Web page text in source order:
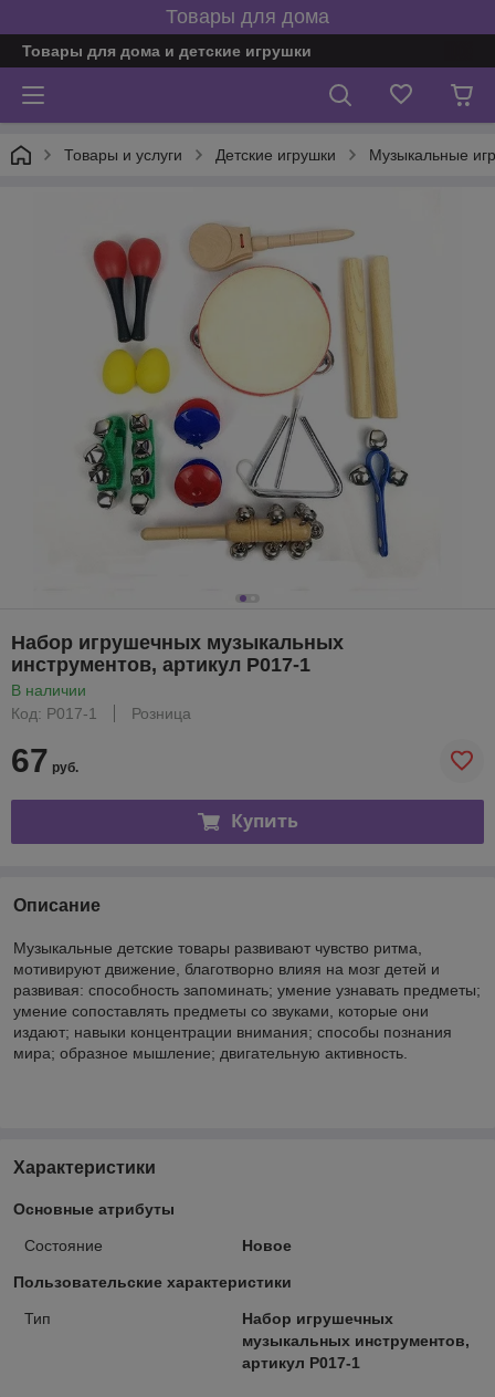
Товары для дома
Товары для дома и детские игрушки
Товары и услуги Детские игрушки Музыкальные
Набор игрушечных музыкальных
инструментов, артикул Р017-1
В наличии
Код: Р017-1
Розница
67 руб.
Купить
Описание
Музыкальные детские товары развивают чувство ритма,
мотивируют движение, благотворно влияя на мозг детей и
развивая: способность запоминать; умение узнавать предметы;
умение сопоставлять предметы со звуками, которые они
издают; навыки концентрации внимания; способы познания
мира; образное мышление; двигательную активность.
Характеристики
Основные атрибуты
Состояние Новое
Пользовательские характеристики
Тип
Набор игрушечных
музыкальных инструментов,
артикул Р017-1